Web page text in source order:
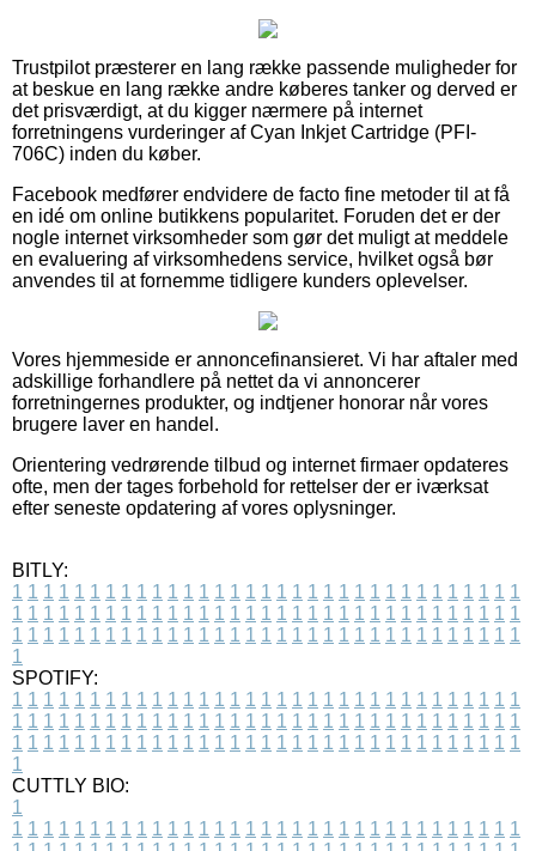
Trustpilot præsterer en lang række passende muligheder for
at beskue en lang række andre køberes tanker og derved er
det prisværdigt, at du kigger nærmere på internet
forretningens vurderinger af Cyan Inkjet Cartridge (PFI-
706C) inden du køber.
Facebook medfører endvidere de facto fine metoder til at få
en idé om online butikkens popularitet. Foruden det er der
nogle internet virksomheder som gør det muligt at meddele
en evaluering af virksomhedens service, hvilket også bør
anvendes til at fornemme tidligere kunders oplevelser.
Vores hjemmeside er annoncefinansieret. Vi har aftaler med
adskillige forhandlere på nettet da vi annoncerer
forretningernes produkter, og indtjener honorar når vores
brugere laver en handel.
Orientering vedrørende tilbud og internet firmaer opdateres
ofte, men der tages forbehold for rettelser der er iværksat
efter seneste opdatering af vores oplysninger.
BITLY:
1 1 1 1 1 1 1 1 1 1 1 1 1 1 1 1 1 1 1 1 1 1 1 1 1 1 1 1 1 1 1 1 1
1 1 1 1 1 1 1 1 1 1 1 1 1 1 1 1 1 1 1 1 1 1 1 1 1 1 1 1 1 1 1 1 1
1 1 1 1 1 1 1 1 1 1 1 1 1 1 1 1 1 1 1 1 1 1 1 1 1 1 1 1 1 1 1 1 1
1
SPOTIFY:
1 1 1 1 1 1 1 1 1 1 1 1 1 1 1 1 1 1 1 1 1 1 1 1 1 1 1 1 1 1 1 1 1
1 1 1 1 1 1 1 1 1 1 1 1 1 1 1 1 1 1 1 1 1 1 1 1 1 1 1 1 1 1 1 1 1
1 1 1 1 1 1 1 1 1 1 1 1 1 1 1 1 1 1 1 1 1 1 1 1 1 1 1 1 1 1 1 1 1
1
CUTTLY BIO:
1
1 1 1 1 1 1 1 1 1 1 1 1 1 1 1 1 1 1 1 1 1 1 1 1 1 1 1 1 1 1 1 1 1